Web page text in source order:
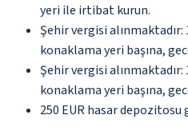
yeri ile irtibat kurun.
Şehir vergisi
konaklama yeri başına,
Şehir vergisi
konaklama yeri başına,
250 EUR hasar depozitosu